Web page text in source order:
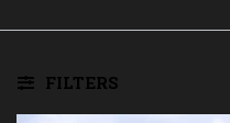
FILTERS